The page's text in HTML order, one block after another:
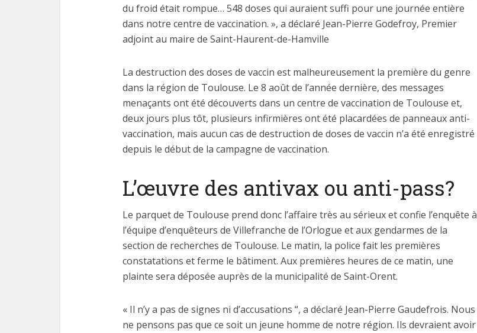
du froid était rompue… 548 doses qui auraient suffi pour une journée entière
dans notre centre de vaccination. », a déclaré Jean-Pierre Godefroy, Premier
adjoint au maire de Saint-Haurent-de-Hamville
La destruction des doses de vaccin est malheureusement la première du genre
dans la région de Toulouse. Le 8 août de l’année dernière, des messages
menaçants ont été découverts dans un centre de vaccination de Toulouse et,
deux jours plus tôt, plusieurs infirmières ont été placardées de panneaux anti-
vaccination, mais aucun cas de destruction de doses de vaccin n’a été enregistré
depuis le début de la campagne de vaccination.
L’œuvre des antivax ou anti-pass?
Le parquet de Toulouse prend donc l’affaire très au sérieux et confie l’enquête à
l’équipe d’enquêteurs de Villefranche de l’Orlogue et aux gendarmes de la
section de recherches de Toulouse. Le matin, la police fait les premières
constatations et ferme le bâtiment. Aux premières heures de ce matin, une
plainte sera déposée auprès de la municipalité de Saint-Orent.
« Il n’y a pas de signes ni d’accusations “, a déclaré Jean-Pierre Gaudefrois. Nous
ne pensons pas que ce soit un jeune homme de notre région. Ils devraient avoir